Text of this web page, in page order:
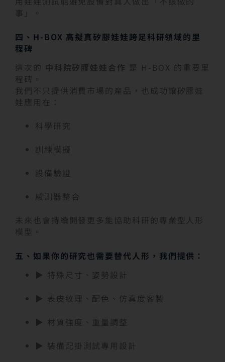
事」。
四、H-BOX 高擬真矽膠娃娃跨足科研領域的里
程碑
這次的 中科院矽膠娃娃合作 是 H-BOX 的重要里
程碑。
我們不只提供消費市場的產品，也成功讓矽膠娃
娃應用在：
科學研究
訓練模擬
設備驗證
感測器整合
未來也會持續開發更多能協助科研的專業型人形
模型。
五、如果你的研究也需要替代人形，我們提供：
▶ 特殊尺寸、姿勢設計
▶ 表皮紋理、配色、仿真度客製
▶ 材質強度、重量調整
▶ 裝備配掛測試專用設計